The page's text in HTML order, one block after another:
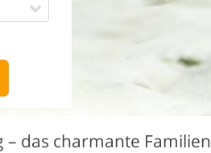
das charmante